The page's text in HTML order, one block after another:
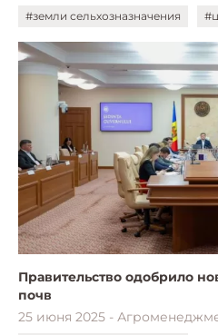
#земли сельхозназначения
Правительство одобрило
почв
25 июня 2025 -